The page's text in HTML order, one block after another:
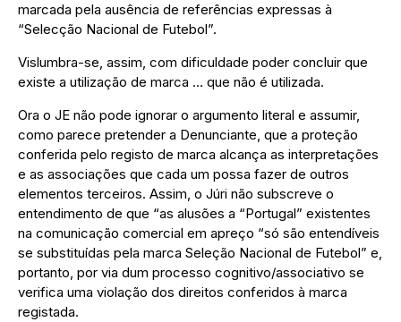
marcada pela ausência de referências expressas à
“Selecção Nacional de Futebol”.
Vislumbra-se, assim, com dificuldade poder concluir que
existe a utilização de marca … que não é utilizada.
Ora o JE não pode ignorar o argumento literal e assumir,
como parece pretender a Denunciante, que a proteção
conferida pelo registo de marca alcança as interpretações
e as associações que cada um possa fazer de outros
elementos terceiros. Assim, o Júri não subscreve o
entendimento de que “as alusões a “Portugal” existentes
na comunicação comercial em apreço “só são entendíveis
se substituídas pela marca Seleção Nacional de Futebol” e,
portanto, por via dum processo cognitivo/associativo se
verifica uma violação dos direitos conferidos à marca
registada.